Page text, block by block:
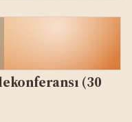
(30